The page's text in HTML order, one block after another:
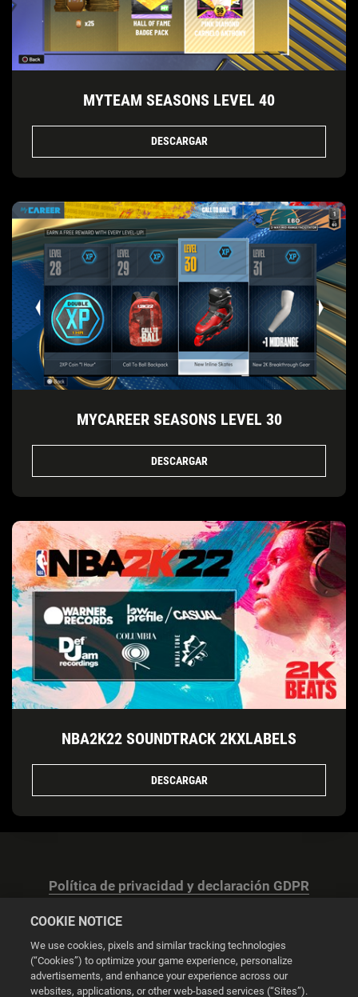
MYTEAM SEASONS LEVEL 40
DESCARGAR
MYCAREER SEASONS LEVEL 30
DESCARGAR
NBA2K22 SOUNDTRACK 2KXLABELS
DESCARGAR
Política de privacidad y declaración GDPR
Configuración de las cookies
COOKIE NOTICE
We use cookies, pixels and similar tracking technologies
(“Cookies”) to optimize your game experience, personalize
advertisements, and enhance your experience across our
websites, applications, or other web-based services (“Sites”).